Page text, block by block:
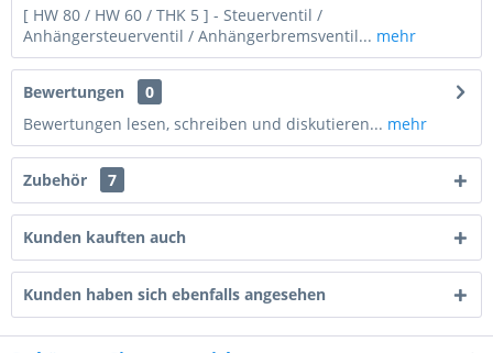
4 - 4 = ?
[ HW 80 / HW 60 / THK 5 ] - Steuerventil /
Anhängersteuerventil / Anhängerbremsventil... mehr
Bewertungen
0
Bewertungen lesen, schreiben und diskutieren... mehr
Zubehör 7
Kunden kauften auch
Kunden haben sich ebenfalls angesehen